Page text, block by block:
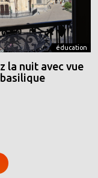
éducation
la nuit avec vue